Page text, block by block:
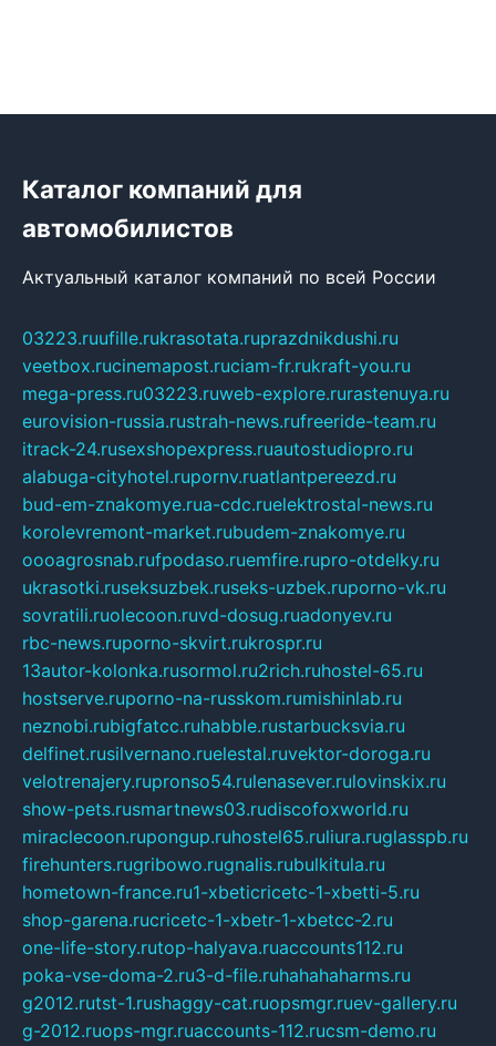
Каталог компаний для
автомобилистов
Актуальный каталог компаний по всей России
03223.ruufille.rukrasotata.ruprazdnikdushi.ru
veetbox.rucinemapost.ruciam-fr.rukraft-you.ru
mega-press.ru03223.ruweb-explore.rurastenuya.ru
eurovision-russia.rustrah-news.rufreeride-team.ru
itrack-24.rusexshopexpress.ruautostudiopro.ru
alabuga-cityhotel.rupornv.ruatlantpereezd.ru
bud-em-znakomye.rua-cdc.ruelektrostal-news.ru
korolevremont-market.rubudem-znakomye.ru
oooagrosnab.rufpodaso.ruemfire.rupro-otdelky.ru
ukrasotki.ruseksuzbek.ruseks-uzbek.ruporno-vk.ru
sovratili.ruolecoon.ruvd-dosug.ruadonyev.ru
rbc-news.ruporno-skvirt.rukrospr.ru
13autor-kolonka.rusormol.ru2rich.ruhostel-65.ru
hostserve.ruporno-na-russkom.rumishinlab.ru
neznobi.rubigfatcc.ruhabble.rustarbucksvia.ru
delfinet.rusilvernano.ruelestal.ruvektor-doroga.ru
velotrenajery.rupronso54.rulenasever.rulovinskix.ru
show-pets.rusmartnews03.rudiscofoxworld.ru
miraclecoon.rupongup.ruhostel65.ruliura.ruglasspb.ru
firehunters.rugribowo.rugnalis.rubulkitula.ru
hometown-france.ru1-xbeticricetc-1-xbetti-5.ru
shop-garena.rucricetc-1-xbetr-1-xbetcc-2.ru
one-life-story.rutop-halyava.ruaccounts112.ru
poka-vse-doma-2.ru3-d-file.ruhahahaharms.ru
g2012.rutst-1.rushaggy-cat.ruopsmgr.ruev-gallery.ru
g-2012.ruops-mgr.ruaccounts-112.rucsm-demo.ru